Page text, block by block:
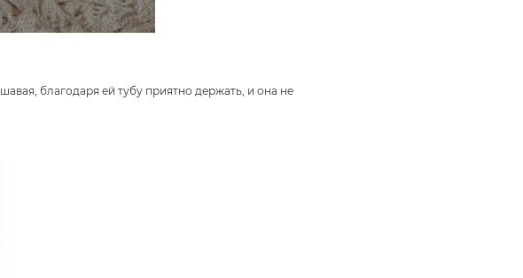
благодаря ей тубу приятно держать, и она не